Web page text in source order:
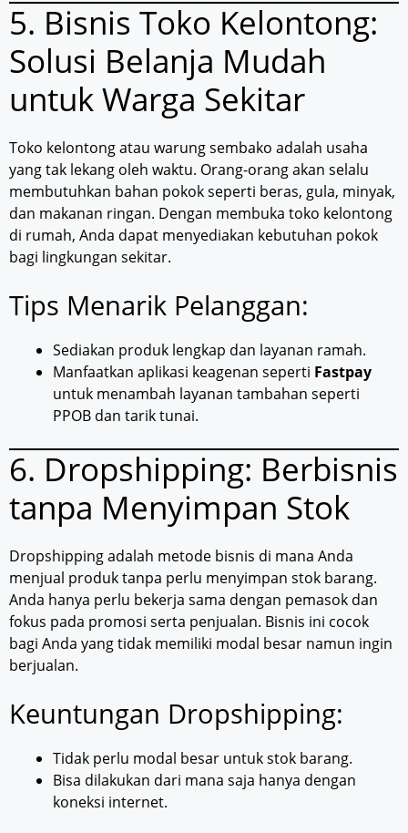
5. Bisnis Toko Kelontong:
Solusi Belanja Mudah
untuk Warga Sekitar
Toko kelontong atau warung sembako adalah usaha
yang tak lekang oleh waktu. Orang-orang akan selalu
membutuhkan bahan pokok seperti beras, gula, minyak,
dan makanan ringan. Dengan membuka toko kelontong
di rumah, Anda dapat menyediakan kebutuhan pokok
bagi lingkungan sekitar.
Tips Menarik Pelanggan:
Sediakan produk lengkap dan layanan ramah.
Manfaatkan aplikasi keagenan seperti Fastpay
untuk menambah layanan tambahan seperti
PPOB dan tarik tunai.
6. Dropshipping: Berbisnis
tanpa Menyimpan Stok
Dropshipping adalah metode bisnis di mana Anda
menjual produk tanpa perlu menyimpan stok barang.
Anda hanya perlu bekerja sama dengan pemasok dan
fokus pada promosi serta penjualan. Bisnis ini cocok
bagi Anda yang tidak memiliki modal besar namun ingin
berjualan.
Keuntungan Dropshipping:
Tidak perlu modal besar untuk stok barang.
Bisa dilakukan dari mana saja hanya dengan
koneksi internet.